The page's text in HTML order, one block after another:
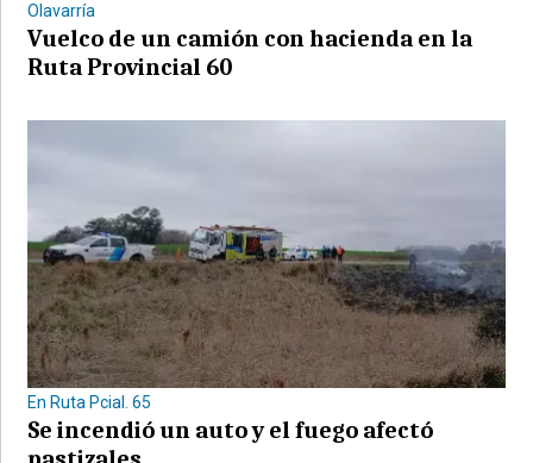
Olavarría
Vuelco de un camión con hacienda en la
Ruta Provincial 60
En Ruta Pcial. 65
Se incendió un auto y el fuego afectó